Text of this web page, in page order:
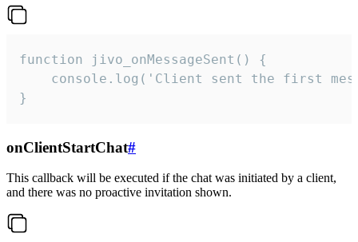
function jivo_onMessageSent() {
console.log('Client sent the first
}
onClientStartChat#
This callback will be executed if the chat was initiated by a client,
and there was no proactive invitation shown.